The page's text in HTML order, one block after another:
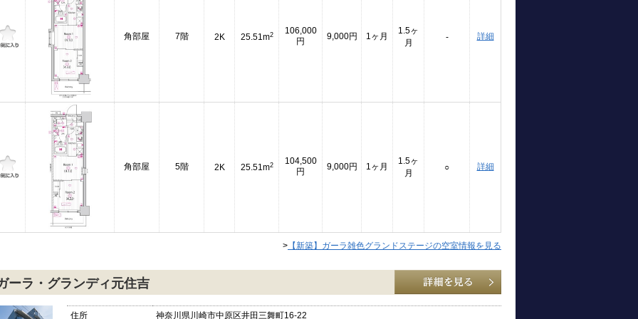
角部屋 7階 2K 25.51m2
106,000
円
9,000円 1ヶ月
1.5ヶ
月
- 詳細
角部屋 5階 2K 25.51m2
104,500
円
9,000円 1ヶ月
1.5ヶ
月
○ 詳細
> 【新築】ガーラ雑色グランドステージの空室情報を見る
ーラ・グランディ元住吉
住所 神奈川県川崎市中原区井田三舞町16-22